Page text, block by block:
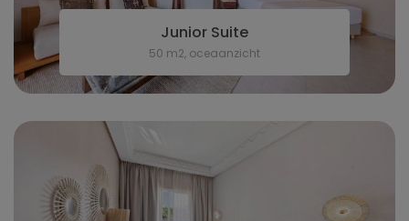
Junior Suite
50 m2, oceaanzicht